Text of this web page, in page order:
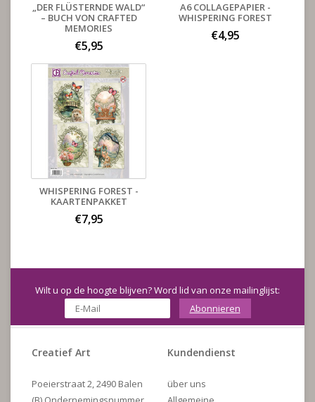
„DER FLÜSTERNDE WALD“
– BUCH VON CRAFTED
MEMORIES
€5,95
A6 COLLAGEPAPIER -
WHISPERING FOREST
€4,95
WHISPERING FOREST -
KAARTENPAKKET
€7,95
Wilt u op de hoogte blijven? Word lid van onze mailinglijst:
Abonnieren
Creatief Art
Poeierstraat 2, 2490 Balen
Kundendienst
über uns